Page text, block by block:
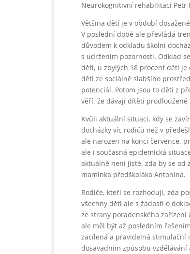
Neurokognitivní rehabilitaci Petr
Většina dětí je v období
V poslední době ale převládá
důvodem k odkladu školní
s udržením pozornosti. Odklad
dětí, u zbylých 18 procent dětí je
děti ze sociálně slabšího
potenciál. Potom jsou to děti z
věří, že dávají dítěti prodloužené
Kvůli aktuální situaci, kdy se
docházky víc rodičů než v
ale narozen na konci července,
ale i současná epidemická
aktuálně není jisté, zda by se od
maminka předškoláka Antonína.
Rodiče, kteří se rozhodují, zda
všechny děti ale s žádostí o
ze strany poradenského
ale měl být až posledním
zacílená a pravidelná stimulační
dosavadním způsobu